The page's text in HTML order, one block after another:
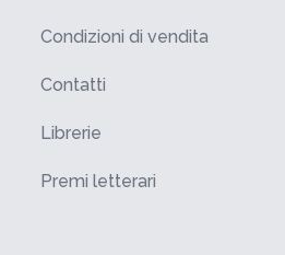
Condizioni di vendita
Contatti
Librerie
Premi letterari